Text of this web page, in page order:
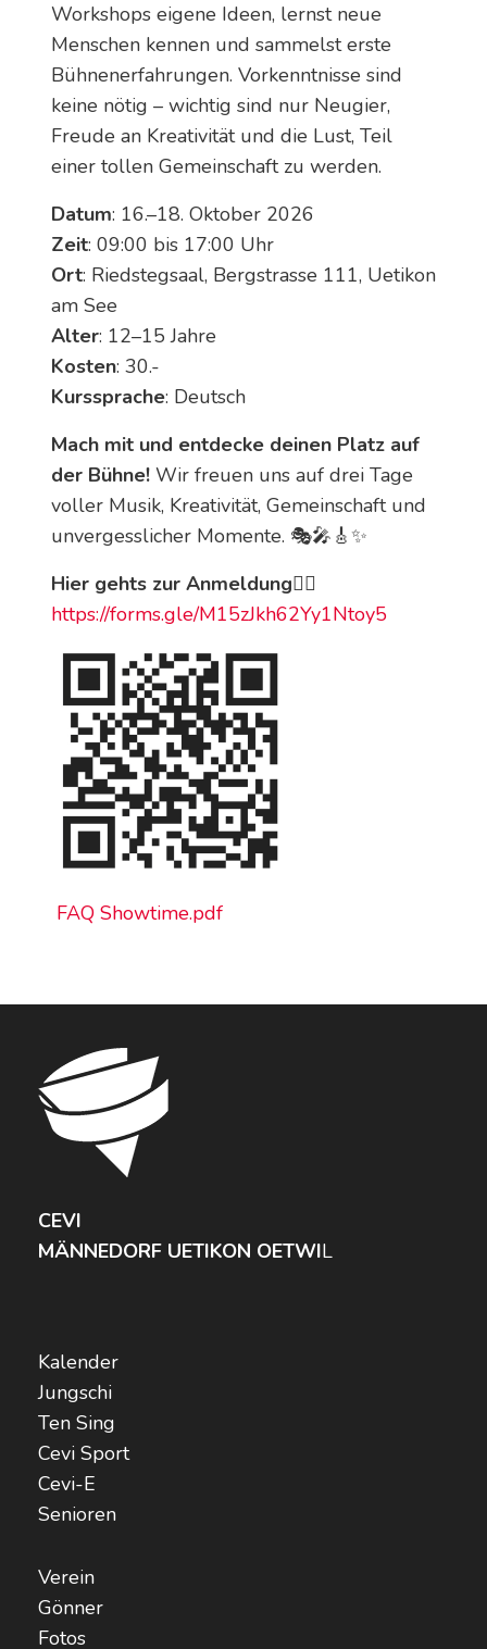
Workshops eigene Ideen, lernst neue
Menschen kennen und sammelst erste
Bühnenerfahrungen. Vorkenntnisse sind
keine nötig – wichtig sind nur Neugier,
Freude an Kreativität und die Lust, Teil
einer tollen Gemeinschaft zu werden.
Datum: 16.–18. Oktober 2026
Zeit: 09:00 bis 17:00 Uhr
Ort: Riedstegsaal, Bergstrasse 111, Uetikon
am See
Alter: 12–15 Jahre
Kosten: 30.-
Kurssprache: Deutsch
Mach mit und entdecke deinen Platz auf
der Bühne! Wir freuen uns auf drei Tage
voller Musik, Kreativität, Gemeinschaft und
unvergesslicher Momente. 🎭🎤🎸✨
Hier gehts zur Anmeldung👉🏻
https://forms.gle/M15zJkh62Yy1Ntoy5
FAQ Showtime.pdf
CEVI
MÄNNEDORF UETIKON OETWIL
Kalender
Jungschi
Ten Sing
Cevi Sport
Cevi-E
Senioren
Verein
Gönner
Fotos